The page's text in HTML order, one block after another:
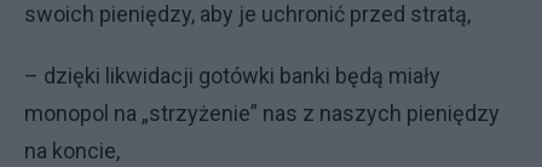
swoich pieniędzy, aby je uchronić przed stratą,
– dzięki likwidacji gotówki banki będą miały
monopol na „strzyżenie” nas z naszych pieniędzy
na koncie,